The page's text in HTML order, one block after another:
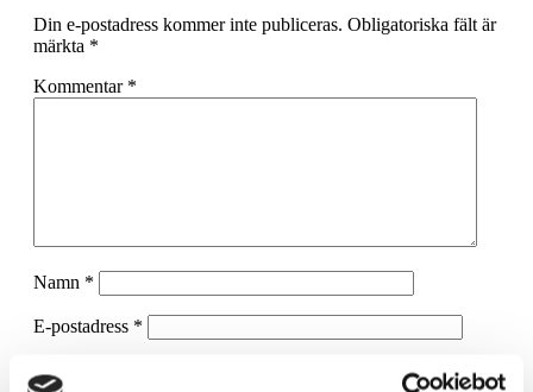
Din e-postadress kommer inte publiceras. Obligatoriska fält är
märkta *
Kommentar *
Namn *
E-postadress *
Webbplats